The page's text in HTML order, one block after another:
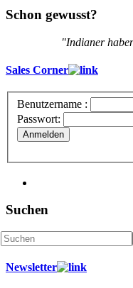
Schon gewusst?
"Indianer
Sales Corner
Benutzername :
Passwort:
Anmelden
Suchen
Newsletter